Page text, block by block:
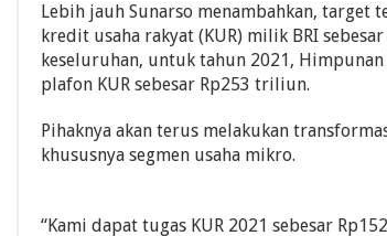
Lebih jauh Sunarso menambahkan,
kredit usaha rakyat (KUR) milik BRI
keseluruhan, untuk tahun 2021,
plafon KUR sebesar Rp253 triliun.
Pihaknya akan terus melakukan
khususnya segmen usaha mikro.
“Kami dapat tugas KUR 2021 sebesar